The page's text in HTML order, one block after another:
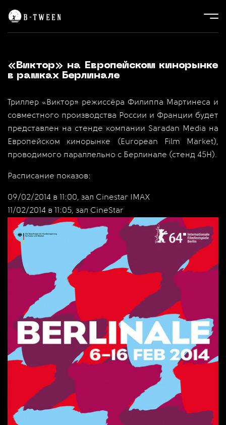
«Виктор» на Европейском кинорынке
в рамках Берлинале
Триллер «Виктор» режиссёра Филиппа Мартинеса и
совместного производства России и Франции будет
представлен на стенде компании Saradan Media на
Европейском кинорынке (European Film Market),
проводимого параллельно с Берлинале (стенд 45Н).
Расписание показов:
09/02/2014 в 11:00, зал Cinestar IMAX
11/02/2014 в 11:05, зал CineStar